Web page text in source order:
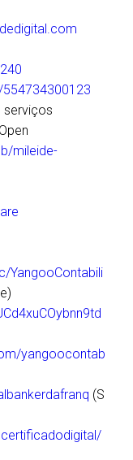
serviços
mileide-
YangooContabili
yangoocontab
(S